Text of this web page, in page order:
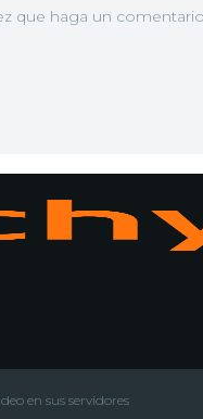
que haga un
en sus servidores